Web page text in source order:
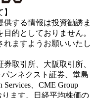
する情報は投資勧誘ま
的としておりません。
れますようお願いいたし
取引所、大阪取引所、
ンネクスト証券、堂島
Services、CME Group
ます。日経平均株価の